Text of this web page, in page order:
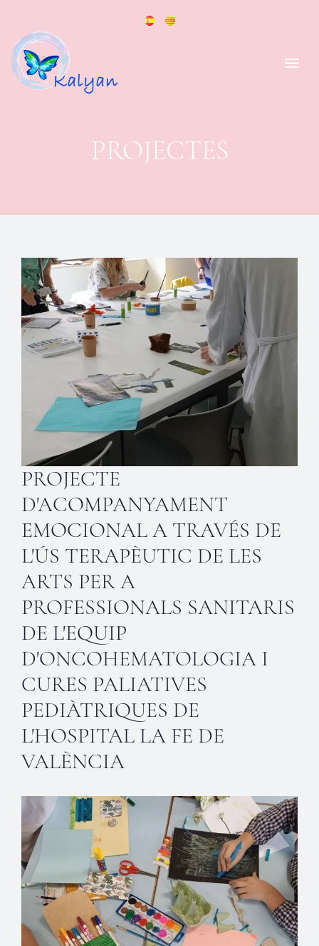
PROJECTES
PROJECTE
D'ACOMPANYAMENT
EMOCIONAL A TRAVÉS DE
L'ÚS TERAPÈUTIC DE LES
ARTS PER A
PROFESSIONALS SANITARIS
DE L'EQUIP
D'ONCOHEMATOLOGIA I
CURES PALIATIVES
PEDIÀTRIQUES DE
L'HOSPITAL LA FE DE
VALÈNCIA